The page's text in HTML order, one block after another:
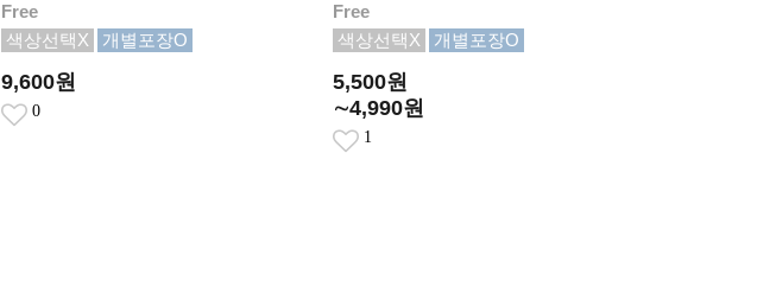
Free
색상선택X
개별포장O
9,600원
0
Free
색상선택X
개별포장O
5,500원
∼4,990원
1